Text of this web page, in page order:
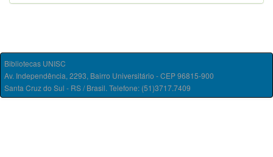
Bibliotecas UNISC
Av. Independência, 2293, Bairro Universitário - CEP 96815-900
Santa Cruz do Sul - RS / Brasil. Telefone: (51)3717.7409